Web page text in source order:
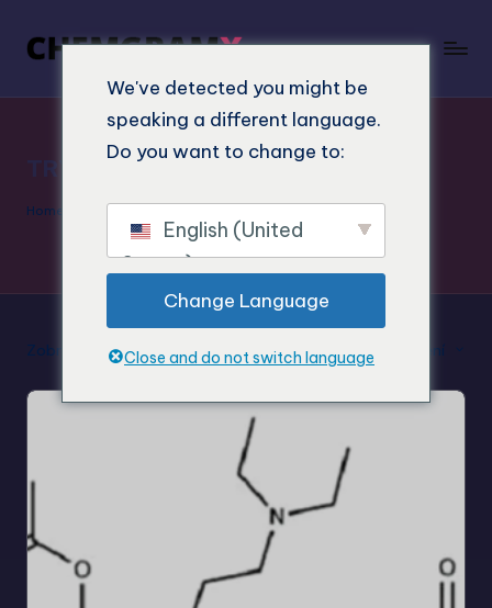
TRYPTAMINY
Home
Zobrazeno 1. – 16. z 18 výsledků Výchozí třídění
We've detected you might be
speaking a different language.
Do you want to change to:
English (United
States)
Change Language
Close and do not switch language